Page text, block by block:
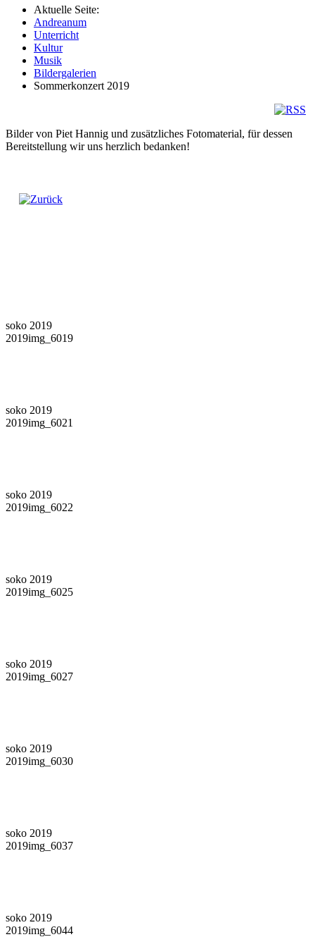
Aktuelle Seite:
Andreanum
Unterricht
Kultur
Musik
Bildergalerien
Sommerkonzert 2019
Bilder von Piet Hannig und zusätzliches Fotomaterial, für dessen
Bereitstellung wir uns herzlich bedanken!
soko 2019
2019img_6019
soko 2019
2019img_6021
soko 2019
2019img_6022
soko 2019
2019img_6025
soko 2019
2019img_6027
soko 2019
2019img_6030
soko 2019
2019img_6037
soko 2019
2019img_6044